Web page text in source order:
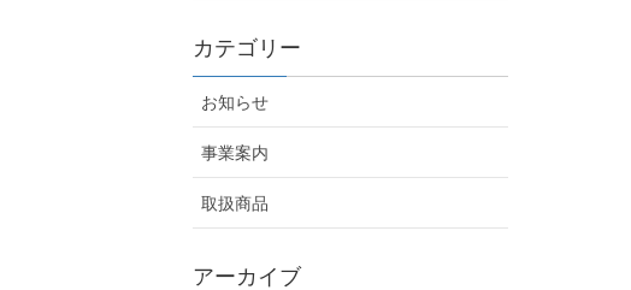
カテゴリー
お知らせ
事業案内
取扱商品
アーカイブ